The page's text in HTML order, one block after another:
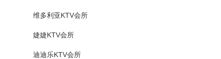
维多利亚KTV会所
婕婕KTV会所
迪迪乐KTV会所